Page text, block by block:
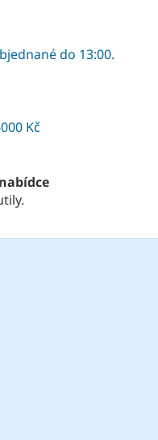
do 13:00.
Kč